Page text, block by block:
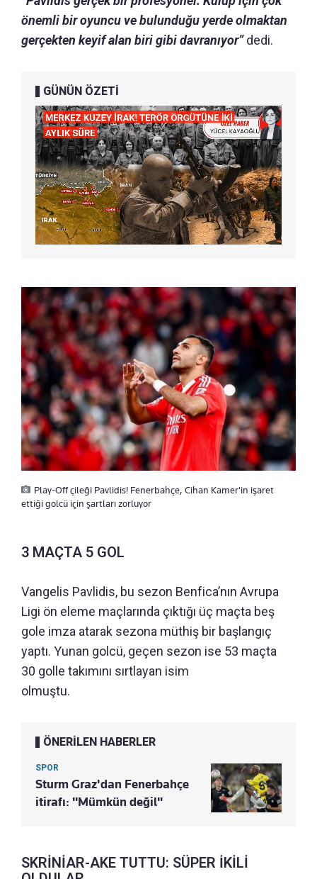
önemli bir oyuncu ve bulunduğu yerde olmaktan
gerçekten keyif alan biri gibi davranıyor”dedi.
GÜNÜN ÖZETİ
Play-Off çileği Pavlidis! Fenerbahçe, Cihan Kamer'in işaret
ettiği golcü için şartları zorluyor
3 MAÇTA 5 GOL
Vangelis Pavlidis, bu sezon Benfica’nın Avrupa
Ligi ön eleme maçlarında çıktığı üç maçta beş
gole imza atarak sezona müthiş bir başlangıç
yaptı. Yunan golcü, geçen sezon ise 53 maçta
30 golle takımını sırtlayan isim
olmuştu.
ÖNERİLEN HABERLER
SPOR
Sturm Graz'dan Fenerbahçe
itirafı: "Mümkün değil"
SKRİNİAR-AKE TUTTU: SÜPER İKİLİ